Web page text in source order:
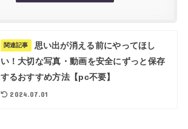
関連記事
思い出が消える前にやってほし
い！大切な写真・動画を安全にずっと保存
するおすすめ方法【pc不要】
2024.07.01